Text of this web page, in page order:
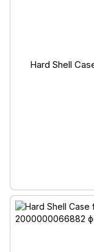
Hard Shell